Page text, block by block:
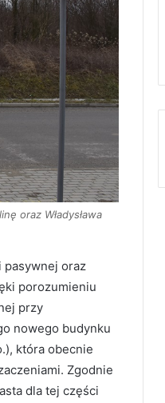
oraz Władysława
pasywnej oraz
porozumieniu
przy
nowego budynku
która obecnie
Zgodnie
dla tej części